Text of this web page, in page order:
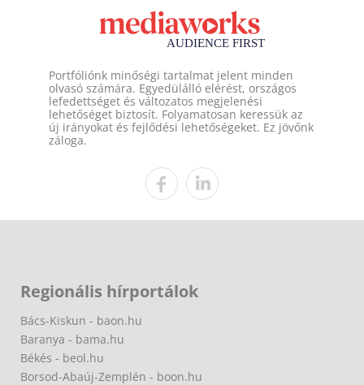
Portfóliónk minőségi tartalmat jelent minden
olvasó számára. Egyedülálló elérést, országos
lefedettséget és változatos megjelenési
lehetőséget biztosít. Folyamatosan keressük az
új irányokat és fejlődési lehetőségeket. Ez jövőnk
záloga.
Regionális hírportálok
Bács-Kiskun - baon.hu
Baranya - bama.hu
Békés - beol.hu
Borsod-Abaúj-Zemplén - boon.hu